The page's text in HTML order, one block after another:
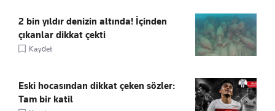
2 bin yıldır denizin altında! İçinden
çıkanlar dikkat çekti
Kaydet
Eski hocasından dikkat çeken sözler:
Tam bir katil